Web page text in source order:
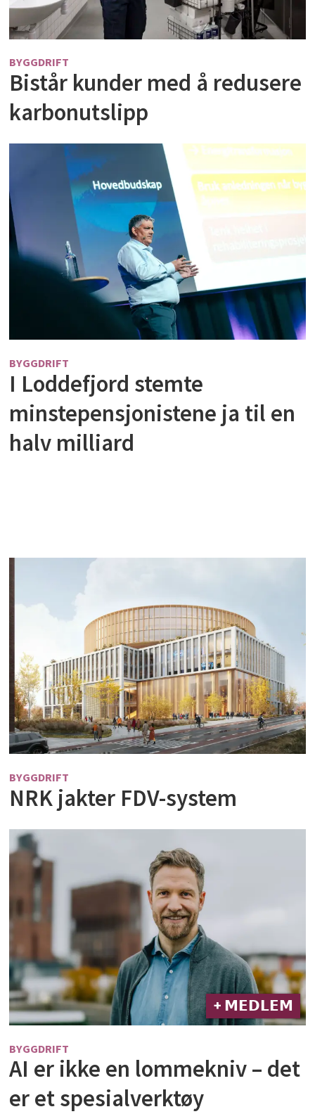
BYGGDRIFT
Bistår kunder med å redusere
karbonutslipp
BYGGDRIFT
I Loddefjord stemte
minstepensjonistene ja til en
halv milliard
BYGGDRIFT
NRK jakter FDV-system
+ 𝗠𝗘𝗗𝗟𝗘𝗠
BYGGDRIFT
AI er ikke en lommekniv – det
er et spesialverktøy